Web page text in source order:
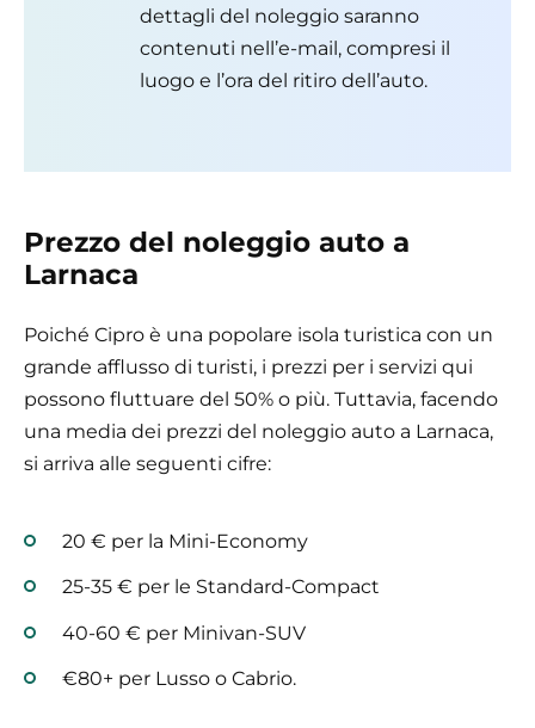
dettagli del noleggio saranno
contenuti nell’e-mail, compresi il
luogo e l’ora del ritiro dell’auto.
Prezzo del noleggio auto a
Larnaca
Poiché Cipro è una popolare isola turistica con un
grande afflusso di turisti, i prezzi per i servizi qui
possono fluttuare del 50% o più. Tuttavia, facendo
una media dei prezzi del noleggio auto a Larnaca,
si arriva alle seguenti cifre:
20 € per la Mini-Economy
25-35 € per le Standard-Compact
40-60 € per Minivan-SUV
€80+ per Lusso o Cabrio.